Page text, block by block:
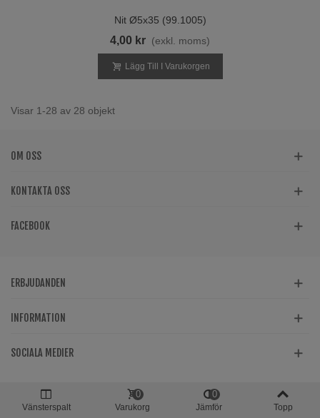
Nit Ø5x35 (99.1005)
4,00 kr (exkl. moms)
Lägg Till I Varukorgen
Visar 1-28 av 28 objekt
OM OSS
KONTAKTA OSS
FACEBOOK
ERBJUDANDEN
INFORMATION
SOCIALA MEDIER
Alega Teknik AB
Vänsterspalt Varukorg
0
Jämför
0
Topp